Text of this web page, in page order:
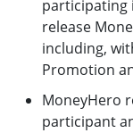
participating
release
including,
Promotion
MoneyHero
participant